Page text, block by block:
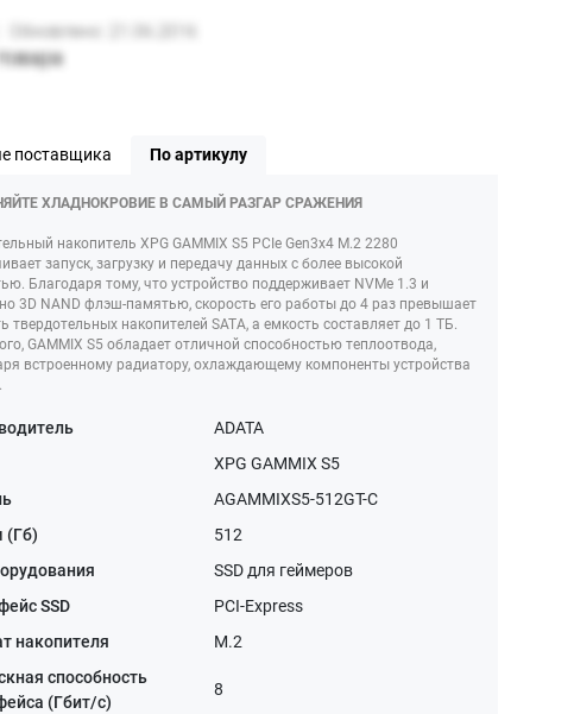
поставщика По артикулу
ХЛАДНОКРОВИЕ В САМЫЙ РАЗГАР СРАЖЕНИЯ
накопитель XPG GAMMIX S5 PCIe Gen3x4 M.2 2280
запуск, загрузку и передачу данных с более высокой
Благодаря тому, что устройство поддерживает NVMe 1.3 и
3D NAND флэш-памятью, скорость его работы до 4 раз превышает
твердотельных накопителей SATA, а емкость составляет до 1 ТБ.
GAMMIX S5 обладает отличной способностью теплоотвода,
встроенному радиатору, охлаждающему компоненты устройства
ADATA
XPG GAMMIX S5
AGAMMIXS5-512GT-C
(Гб)
512
SSD для геймеров
SSD
PCI-Express
накопителя
M.2
способность
(Гбит/с)
8